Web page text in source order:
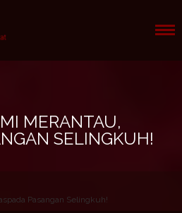
MERANTAU,
SELINGKUH!
Pasangan Selingkuh!